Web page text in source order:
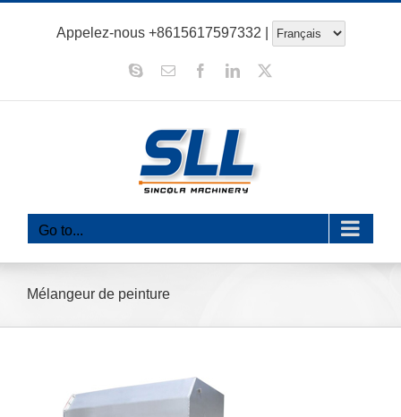
Appelez-nous +8615617597332 |
SkypeE-
FacebookLinkedIn
Go to...
Mélangeur de peinture